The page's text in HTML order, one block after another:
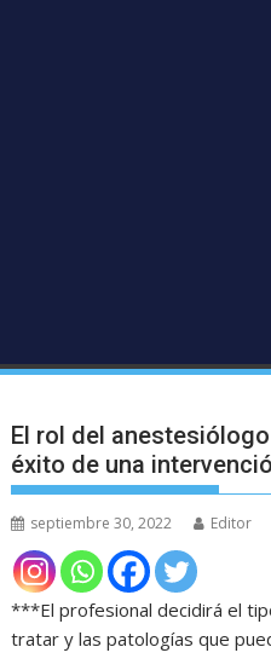
El rol del
éxito de una
septiembre 30, 2022 Editor
***El profesional decidirá el
tratar y las patologías que